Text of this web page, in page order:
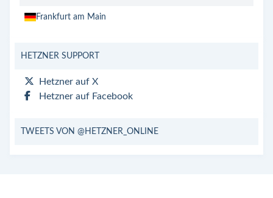
Frankfurt am Main
HETZNER SUPPORT
Hetzner auf X
Hetzner auf Facebook
TWEETS VON @HETZNER_ONLINE